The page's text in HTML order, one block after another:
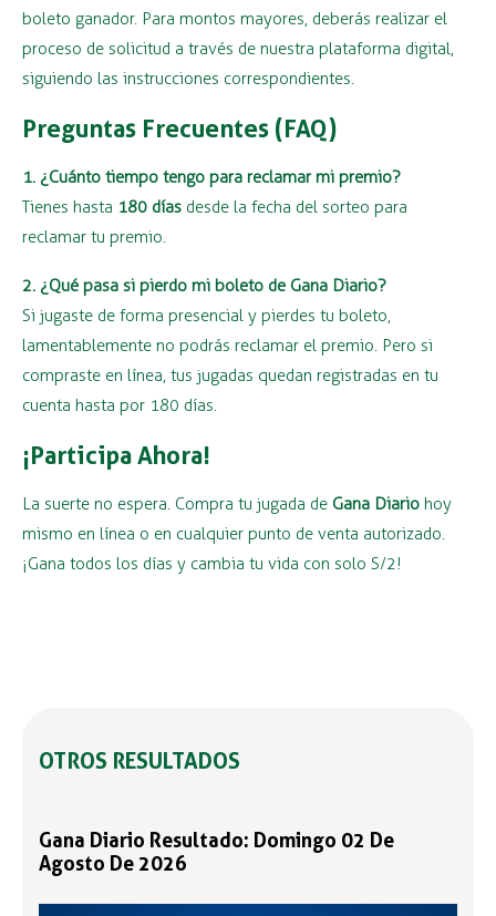
boleto ganador. Para montos mayores, deberás realizar el
proceso de solicitud a través de nuestra plataforma digital,
siguiendo las instrucciones correspondientes.
Preguntas Frecuentes (FAQ)
1. ¿Cuánto tiempo tengo para reclamar mi premio?
Tienes hasta 180 días desde la fecha del sorteo para
reclamar tu premio.
2. ¿Qué pasa si pierdo mi boleto de Gana Diario?
Si jugaste de forma presencial y pierdes tu boleto,
lamentablemente no podrás reclamar el premio. Pero si
compraste en línea, tus jugadas quedan registradas en tu
cuenta hasta por 180 días.
¡Participa Ahora!
La suerte no espera. Compra tu jugada de Gana Diario hoy
mismo en línea o en cualquier punto de venta autorizado.
¡Gana todos los días y cambia tu vida con solo S/2!
OTROS RESULTADOS
Gana Diario Resultado: Domingo 02 De
Agosto De 2026